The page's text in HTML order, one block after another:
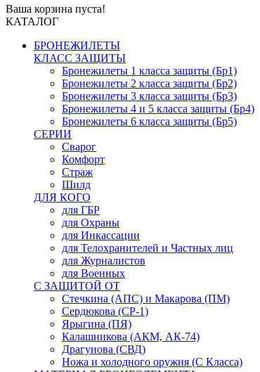
Ваша корзина пуста!
КАТАЛОГ
БРОНЕЖИЛЕТЫ
КЛАСС ЗАЩИТЫ
Бронежилеты 1 класса защиты (Бр1)
Бронежилеты 2 класса защиты (Бр2)
Бронежилеты 3 класса защиты (Бр3)
Бронежилеты 4 и 5 класса защиты (Бр4)
Бронежилеты 6 класса защиты (Бр5)
СЕРИИ
Сварог
Комфорт
Страж
Шилд
ДЛЯ КОГО
для ГБР
для Охраны
для Инкассации
для Телохранителей и Частных лиц
для Журналистов
для Военных
С ЗАЩИТОЙ ОТ
Стечкина (АПС) и Макарова (ПМ)
Сердюкова (СР-1)
Ярыгина (ПЯ)
Калашникова (АКМ, АК-74)
Драгунова (СВД)
Ножа и холодного оружия (С Класса)